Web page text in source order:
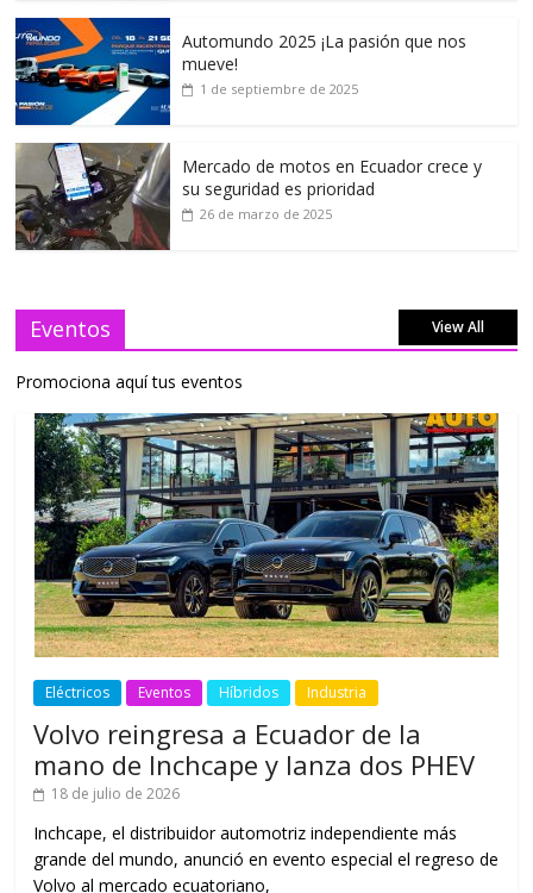
Automundo 2025 ¡La pasión que nos
mueve!
1 de septiembre de 2025
Mercado de motos en Ecuador crece y
su seguridad es prioridad
26 de marzo de 2025
Eventos View All
Promociona aquí tus eventos
Eléctricos Eventos Híbridos Industria
Volvo reingresa a Ecuador de la
mano de Inchcape y lanza dos PHEV
18 de julio de 2026
Inchcape, el distribuidor automotriz independiente más
grande del mundo, anunció en evento especial el regreso de
Volvo al mercado ecuatoriano,